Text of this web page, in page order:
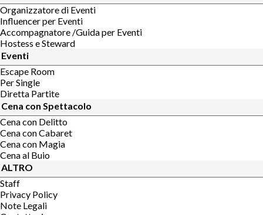
Organizzatore di Eventi
Influencer per Eventi
Accompagnatore /Guida per Eventi
Hostess e Steward
Eventi
Escape Room
Per Single
Diretta Partite
Cena con Spettacolo
Cena con Delitto
Cena con Cabaret
Cena con Magia
Cena al Buio
ALTRO
Staff
Privacy Policy
Note Legali